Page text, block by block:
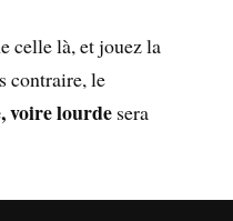
celle là, et jouez la
contraire, le
voire lourde sera